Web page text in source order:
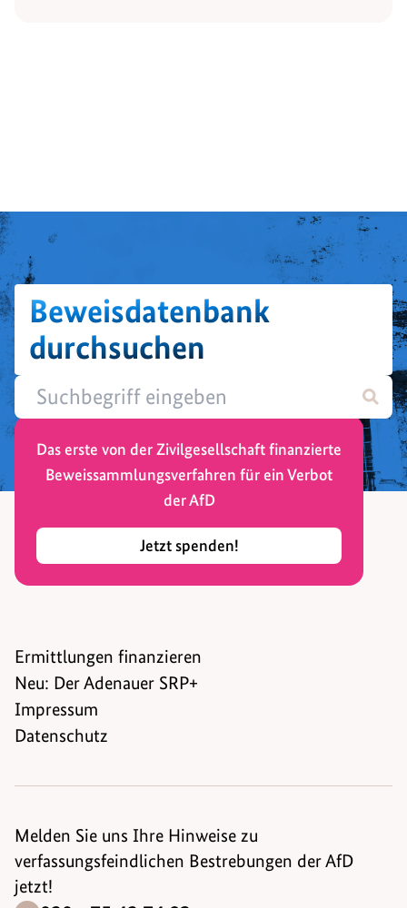
Beweisdatenbank
durchsuchen
Das erste von der Zivilgesellschaft finanzierte
Beweissammlungsverfahren für ein Verbot
der AfD
Jetzt spenden!
Ermittlungen finanzieren
Neu: Der Adenauer SRP+
Impressum
Datenschutz
Melden Sie uns Ihre Hinweise zu
verfassungsfeindlichen Bestrebungen der AfD
jetzt!